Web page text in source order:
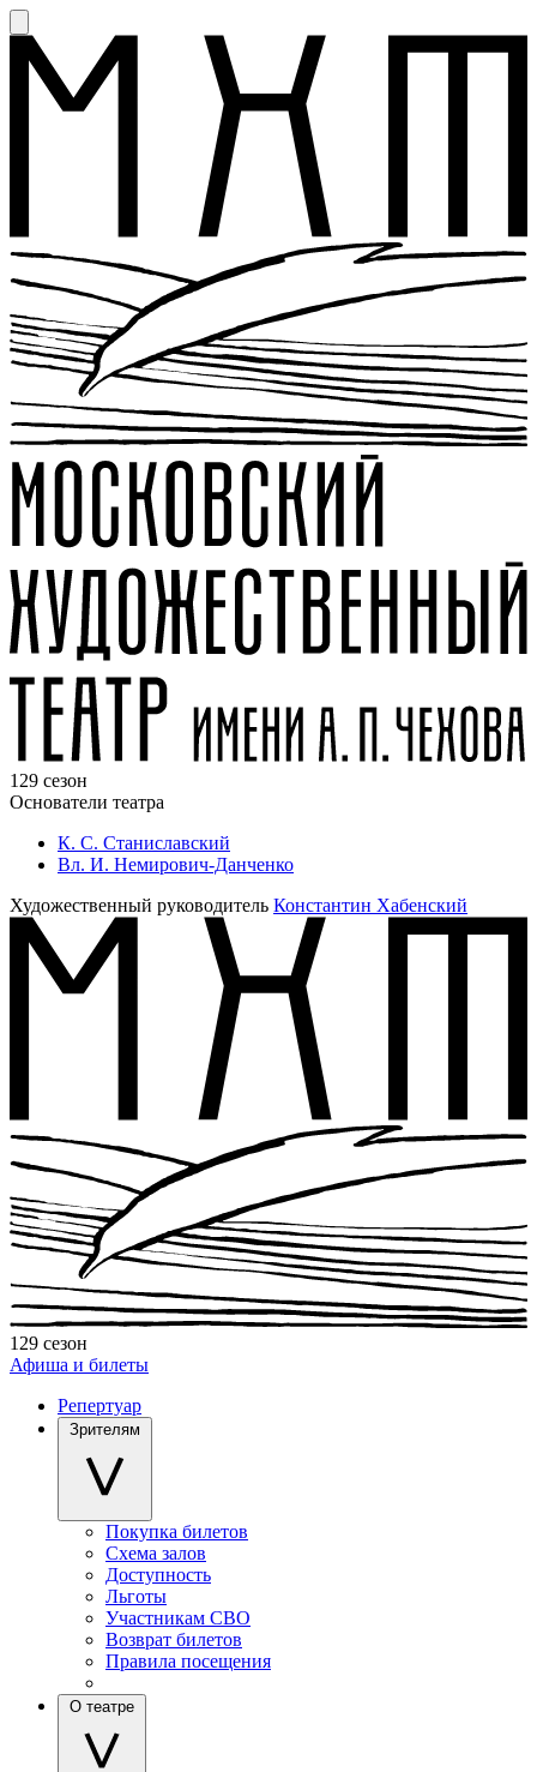
129 сезон
Основатели театра
К. С. Станиславский
Вл. И. Немирович-Данченко
Художественный руководитель Константин Хабенский
129 сезон
Афиша и билеты
Репертуар
Зрителям
Покупка билетов
Схема залов
Доступность
Льготы
Участникам СВО
Возврат билетов
Правила посещения
О театре